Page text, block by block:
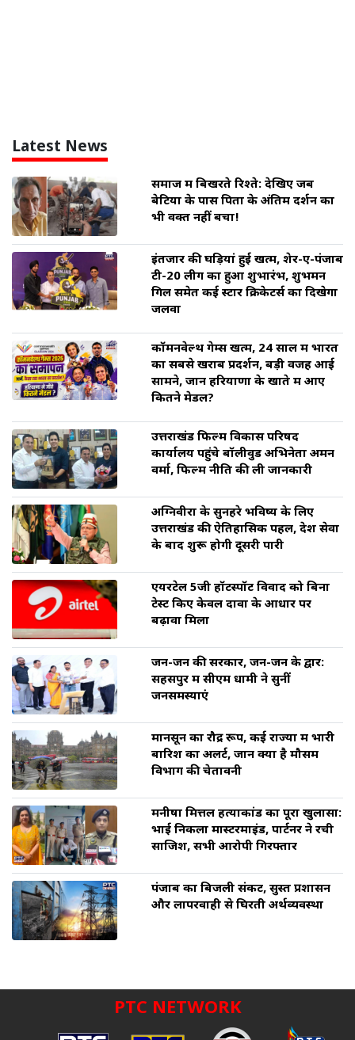
Latest News
समाज में बिखरते रिश्ते: देखिए जब
बेटियों के पास पिता के अंतिम दर्शन का
भी वक्त नहीं बचा!
इंतजार की घड़ियां हुई खत्म, शेर-ए-पंजाब
टी-20 लीग का हुआ शुभारंभ, शुभमन
गिल समेत कई स्टार क्रिकेटर्स का दिखेगा
जलवा
कॉमनवेल्थ गेम्स खत्म, 24 साल में भारत
का सबसे खराब प्रदर्शन, बड़ी वजह आई
सामने, जानें हरियाणा के खाते में आए
कितने मेडल?
उत्तराखंड फिल्म विकास परिषद
कार्यालय पहुंचे बॉलीवुड अभिनेता अमन
वर्मा, फिल्म नीति की ली जानकारी
अग्निवीरों के सुनहरे भविष्य के लिए
उत्तराखंड की ऐतिहासिक पहल, देश सेवा
के बाद शुरू होगी दूसरी पारी
एयरटेल 5जी हॉटस्पॉट विवाद को बिना
टेस्ट किए केवल दावों के आधार पर
बढ़ावा मिला
जन-जन की सरकार, जन-जन के द्वार:
सहसपुर में सीएम धामी ने सुनीं
जनसमस्याएं
मानसून का रौद्र रूप, कई राज्यों में भारी
बारिश का अलर्ट, जानें क्या है मौसम
विभाग की चेतावनी
मनीषा मित्तल हत्याकांड का पूरा खुलासा:
भाई निकला मास्टरमाइंड, पार्टनर ने रची
साजिश, सभी आरोपी गिरफ्तार
पंजाब का बिजली संकट, सुस्त प्रशासन
और लापरवाही से घिरती अर्थव्यवस्था
PTC NETWORK